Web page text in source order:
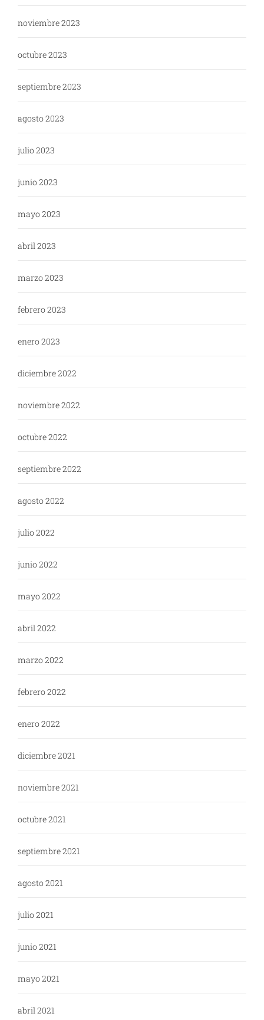
noviembre 2023
octubre 2023
septiembre 2023
agosto 2023
julio 2023
junio 2023
mayo 2023
abril 2023
marzo 2023
febrero 2023
enero 2023
diciembre 2022
noviembre 2022
octubre 2022
septiembre 2022
agosto 2022
julio 2022
junio 2022
mayo 2022
abril 2022
marzo 2022
febrero 2022
enero 2022
diciembre 2021
noviembre 2021
octubre 2021
septiembre 2021
agosto 2021
julio 2021
junio 2021
mayo 2021
abril 2021